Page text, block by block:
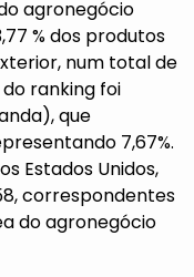
agronegócio
% dos produtos
num total de
do ranking foi
que
7,67%.
Estados Unidos,
correspondentes
do agronegócio